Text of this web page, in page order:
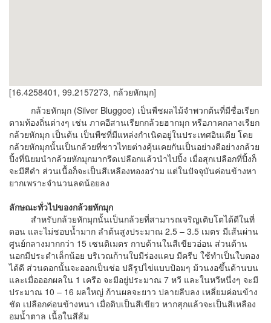
[16.4258401, 99.2157273, กล้วยหักมุก]
กล้วยหักมุก (Silver Bluggoe) เป็นพืชผลไม้จำพวกต้นที่มีชื่อเรียก
ตามท้องถิ่นต่างๆ เช่น ภาคอีสานเรียกกล้วยฮากมุก หรือภาคกลางเรียก
กล้วยหักมุก เป็นต้น เป็นพืชที่มีแหล่งกำเนิดอยู่ในประเทศอินเดีย โดย
กล้วยหักมุกนั้นเป็นกล้วยที่ชาวไทยต่างคุ้นเคยกันเป็นอย่างดีอย่างกล้วย
ปิ้งที่นิยมนำกล้วยหักมุกมากรีดเปลือกแล้วนำไปปิ้ง เมื่อสุกเปลือกที่ปิ้งก็
จะมีสีดำ ส่วนเนื้อก็จะเป็นสีเหลืองทองอร่าม แต่ในปัจจุบันค่อนข้างหา
ยากเพราะจำนวนลดน้อยลง
ลักษณะทั่วไปของกล้วยหักมุก
สำหรับกล้วยหักมุกนั้นเป็นกล้วยที่สามารถเจริญเติบโตได้ดีในที่
ดอน และไม่ชอบน้ำมาก ลำต้นสูงประมาณ 2.5 – 3.5 เมตร มีเส้นผ่าน
ศูนย์กลางมากกว่า 15 เซนติเมตร กาบด้านในสีเขียวอ่อน ส่วนด้าน
นอกมีประดำเล็กน้อย บริเวณก้านใบมีร่องแคบ มีครีบ ใช้ทำเป็นใบตอง
ได้ดี ส่วนดอกนั้นจะออกเป็นช่อ ปลีรูปไข่แบบป้อมๆ ม้วนงอขึ้นด้านบน
และเมื่อออกผลใน 1 เครือ จะมีอยู่ประมาณ 7 หวี และในหวีหนึ่งๆ จะมี
ประมาณ 10 – 16 ผลใหญ่ ก้านผลจะยาว ปลายลีบลง เหลี่ยมค่อนข้าง
ชัด เปลือกค่อนข้างหนา เมื่อดิบเป็นสีเขียว หากสุกแล้วจะเป็นสีเหลือง
อมน้ำตาล เนื้อในสีส้ม